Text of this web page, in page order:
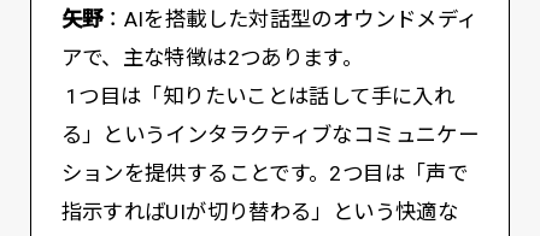
矢野：AIを搭載した対話型のオウンドメディ
アで、主な特徴は2つあります。
1つ目は「知りたいことは話して手に入れ
る」というインタラクティブなコミュニケー
ションを提供することです。2つ目は「声で
指示すればUIが切り替わる」という快適な